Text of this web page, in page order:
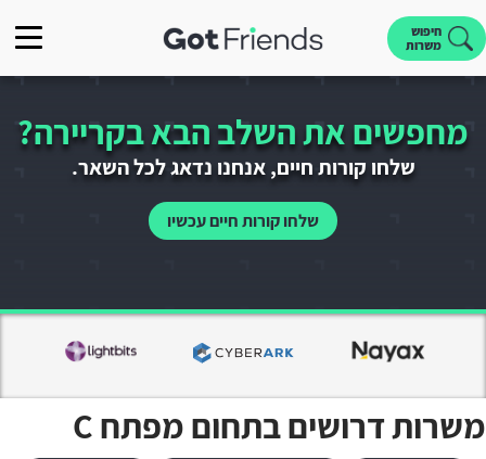
חיפוש
משרות
מחפשים את השלב הבא בקריירה?
שלחו קורות חיים, אנחנו נדאג לכל השאר.
שלחו קורות חיים עכשיו
משרות דרושים בתחום מפתח C